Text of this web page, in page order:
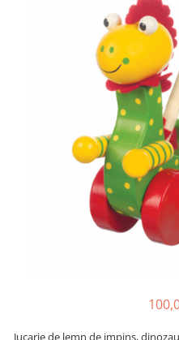
Jucarie de lemn de impins,